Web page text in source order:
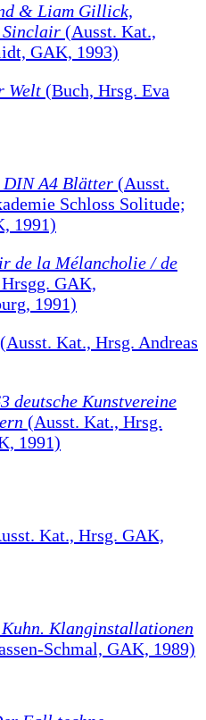
& Liam Gillick,
Sinclair (Ausst. Kat.,
GAK, 1993)
Welt (Buch, Hrsg. Eva
DIN A4 Blätter (Ausst.
Schloss Solitude;
1991)
de la Mélancholie / de
GAK,
1991)
(Ausst. Kat., Hrsg. Andreas
deutsche Kunstvereine
(Ausst. Kat., Hrsg.
1991)
Kat., Hrsg. GAK,
Klanginstallationen
Schmal, GAK, 1989)